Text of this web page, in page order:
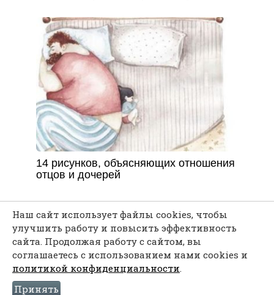
14 рисунков, объясняющих отношения
отцов и дочерей
Каждая мелочь может послужить твоему
вдохновению...
Политика конфиденциальности
Наш сайт использует файлы cookies, чтобы
улучшить работу и повысить эффективность
сайта. Продолжая работу с сайтом, вы
соглашаетесь с использованием нами cookies и
политикой конфиденциальности.
Принять